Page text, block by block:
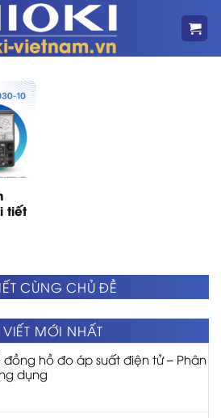
tiết
CÙNG CHỦ ĐỀ
VIẾT MỚI NHẤT
đồng hồ đo áp suất điện tử – Phân
dụng